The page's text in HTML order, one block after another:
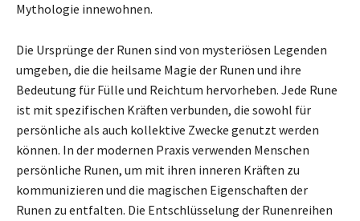
Mythologie innewohnen.
Die Ursprünge der Runen sind von mysteriösen Legenden
umgeben, die die heilsame Magie der Runen und ihre
Bedeutung für Fülle und Reichtum hervorheben. Jede Rune
ist mit spezifischen Kräften verbunden, die sowohl für
persönliche als auch kollektive Zwecke genutzt werden
können. In der modernen Praxis verwenden Menschen
persönliche Runen, um mit ihren inneren Kräften zu
kommunizieren und die magischen Eigenschaften der
Runen zu entfalten. Die Entschlüsselung der Runenreihen